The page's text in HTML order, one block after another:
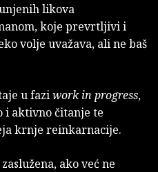
likova
koje prevrtljivi i
volje uvažava, ali ne baš
u faziwork in progress,
i aktivno čitanje te
krnje reinkarnacije.
ako već ne